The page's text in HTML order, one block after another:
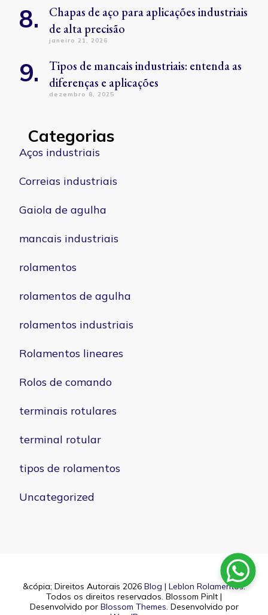
Chapas de aço para aplicações industriais
de alta precisão
janeiro 21, 2026
Tipos de mancais industriais: entenda as
diferenças e aplicações
dezembro 8, 2025
Categorias
Aços industriais
Correias industriais
Gaiola de agulha
mancais industriais
rolamentos
rolamentos de agulha
rolamentos industriais
Rolamentos lineares
Rolos de comando
terminais rotulares
terminal rotular
tipos de rolamentos
Uncategorized
&cópia; Direitos Autorais 2026 Blog | Leblon Rolamentos.
Todos os direitos reservados. Blossom PinIt |
Desenvolvido por Blossom Themes. Desenvolvido por